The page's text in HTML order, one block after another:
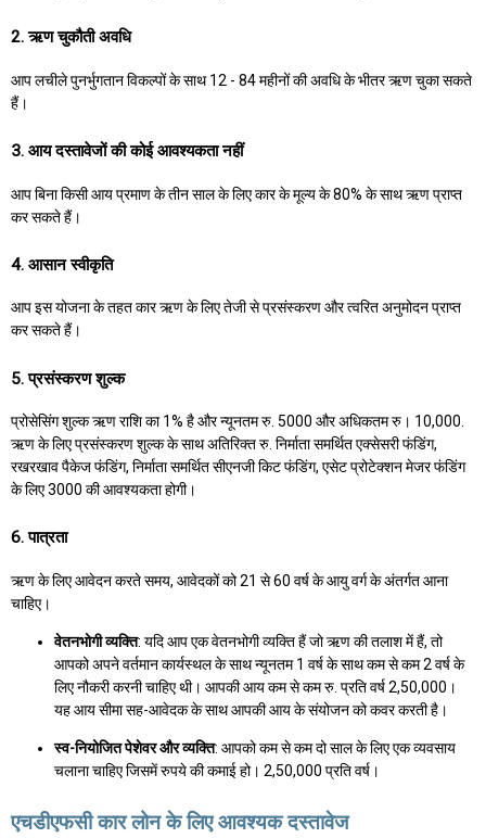
2. ऋण चुकौती अवधि
आप लचीले पुनर्भुगतान विकल्पों के साथ 12 - 84 महीनों की अवधि के भीतर ऋण चुका सकते
हैं।
3. आय दस्तावेजों की कोई आवश्यकता नहीं
आप बिना किसी आय प्रमाण के तीन साल के लिए कार के मूल्य के 80% के साथ ऋण प्राप्त
कर सकते हैं।
4. आसान स्वीकृति
आप इस योजना के तहत कार ऋण के लिए तेजी से प्रसंस्करण और त्वरित अनुमोदन प्राप्त
कर सकते हैं।
5. प्रसंस्करण शुल्क
प्रोसेसिंग शुल्क ऋण राशि का 1% है और न्यूनतम रु. 5000 और अधिकतम रु। 10,000.
ऋण के लिए प्रसंस्करण शुल्क के साथ अतिरिक्त रु. निर्माता समर्थित एक्सेसरी फंडिंग,
रखरखाव पैकेज फंडिंग, निर्माता समर्थित सीएनजी किट फंडिंग, एसेट प्रोटेक्शन मेजर फंडिंग
के लिए 3000 की आवश्यकता होगी।
6. पात्रता
ऋण के लिए आवेदन करते समय, आवेदकों को 21 से 60 वर्ष के आयु वर्ग के अंतर्गत आना
चाहिए।
वेतनभोगी व्यक्ति: यदि आप एक वेतनभोगी व्यक्ति हैं जो ऋण की तलाश में हैं, तो
आपको अपने वर्तमान कार्यस्थल के साथ न्यूनतम 1 वर्ष के साथ कम से कम 2 वर्ष के
लिए नौकरी करनी चाहिए थी। आपकी आय कम से कम रु. प्रति वर्ष 2,50,000।
यह आय सीमा सह-आवेदक के साथ आपकी आय के संयोजन को कवर करती है।
स्व-नियोजित पेशेवर और व्यक्ति: आपको कम से कम दो साल के लिए एक व्यवसाय
चलाना चाहिए जिसमें रुपये की कमाई हो। 2,50,000 प्रति वर्ष।
एचडीएफसी कार लोन के लिए आवश्यक दस्तावेज